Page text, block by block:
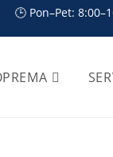
🕒 Pon–Pet: